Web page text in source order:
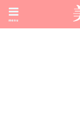
menu